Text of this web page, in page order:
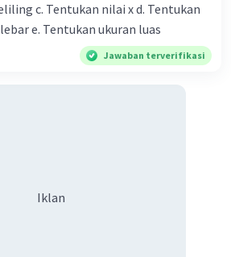
c. Tentukan nilai x d. Tentukan
e. Tentukan ukuran luas
Jawaban terverifikasi
Iklan